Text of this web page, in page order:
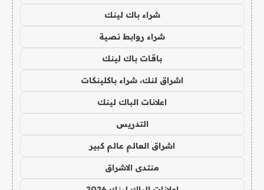
شراء باك لينك
شراء روابط نصية
باقات باك لينك
اشراق لنك، شراء باكلينكات
اعلانات الباك لينك
التدريس
اشراق العالم عالم كبير
منتدى الاشراق